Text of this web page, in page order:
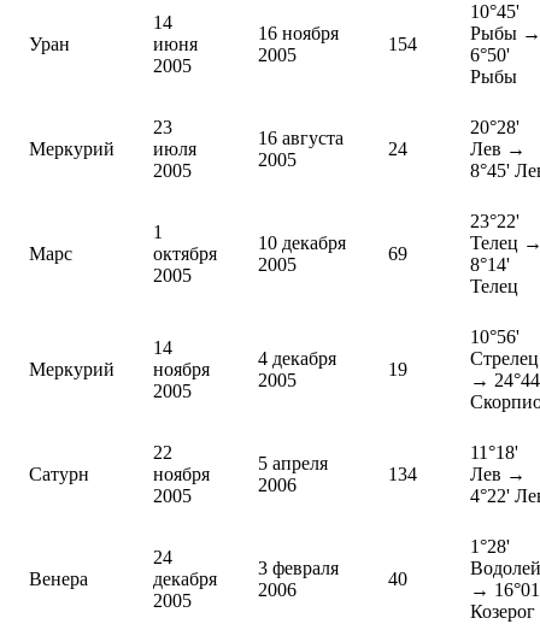
Уран
14
июня
2005
16 ноября
2005
154
10°45'
Рыбы →
6°50'
Рыбы
Меркурий
23
июля
2005
16 августа
2005
24
20°28'
Лев →
8°45'
Марс
1
октября
2005
10 декабря
2005
69
23°22'
Телец
8°14'
Телец
Меркурий
14
ноября
2005
4 декабря
2005
19
10°56'
Стрелец
→
Сатурн
22
ноября
2005
5 апреля
2006
134
11°18'
Лев →
4°22'
Венера
24
декабря
2005
3 февраля
2006
40
1°28'
Водолей
→
Козерог